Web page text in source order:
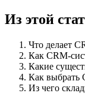
Из этой
Что делает
Как CRM-
Какие
Как выбрать
Из чего